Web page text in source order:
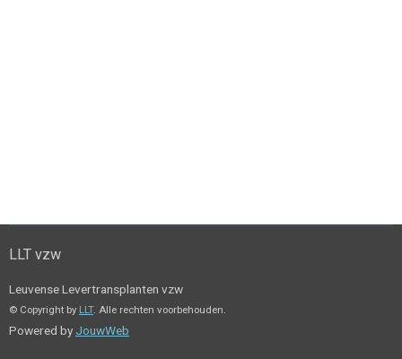
LLT vzw
Leuvense Levertransplanten vzw
© Copyright by LLT. Alle rechten voorbehouden.
Powered by JouwWeb